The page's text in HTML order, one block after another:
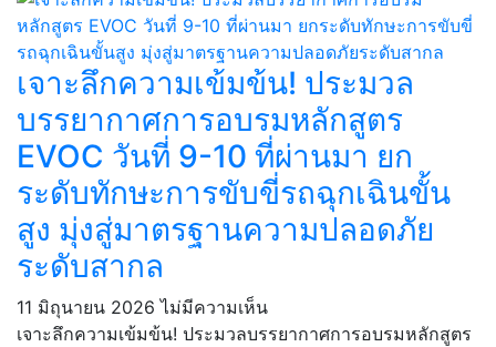
เจาะลึกความเข้มข้น! ประมวล
บรรยากาศการอบรมหลักสูตร
EVOC วันที่ 9-10 ที่ผ่านมา ยก
ระดับทักษะการขับขี่รถฉุกเฉินขั้น
สูง มุ่งสู่มาตรฐานความปลอดภัย
ระดับสากล
11 มิถุนายน 2026ไม่มีความเห็น
เจาะลึกความเข้มข้น! ประมวลบรรยากาศการอบรมหลักสูตร